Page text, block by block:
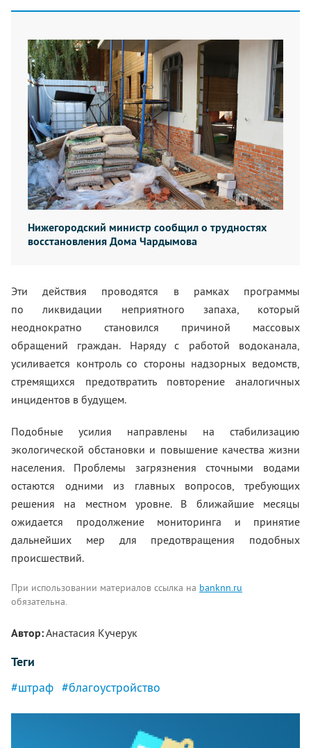
Нижегородский министр сообщил о трудностях
восстановления Дома Чардымова
Эти действия проводятся в рамках программы
по ликвидации неприятного запаха, который
неоднократно становился причиной массовых
обращений граждан. Наряду с работой водоканала,
усиливается контроль со стороны надзорных ведомств,
стремящихся предотвратить повторение аналогичных
инцидентов в будущем.
Подобные усилия направлены на стабилизацию
экологической обстановки и повышение качества жизни
населения. Проблемы загрязнения сточными водами
остаются одними из главных вопросов, требующих
решения на местном уровне. В ближайшие месяцы
ожидается продолжение мониторинга и принятие
дальнейших мер для предотвращения подобных
происшествий.
При использовании материалов ссылка на banknn.ru
обязательна.
Автор:Анастасия Кучерук
Теги
#штраф #благоустройство